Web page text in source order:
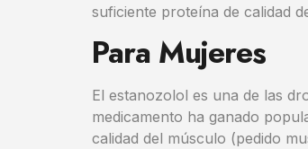
suficiente proteína de calidad
Para Mujeres
El estanozolol es una de las
medicamento ha ganado
calidad del músculo (pedido